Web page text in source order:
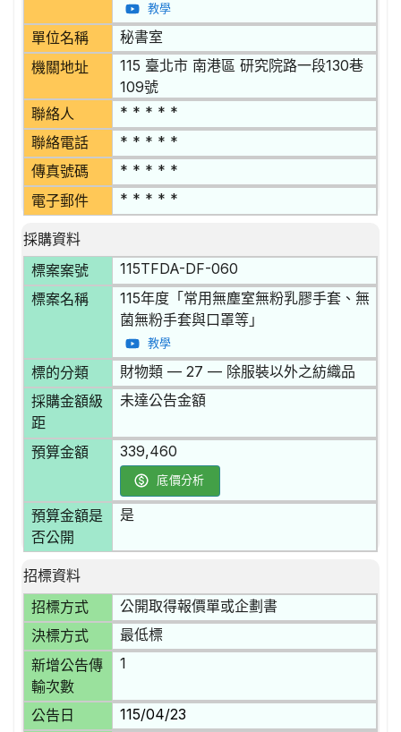
教學
單位名稱 秘書室
機關地址
115 臺北市 南港區 研究院路一段130巷
109號
聯絡人 * * * * *
聯絡電話 * * * * *
傳真號碼 * * * * *
電子郵件 * * * * *
採購資料
標案案號
115TFDA-DF-060
標案名稱
115年度「常用無塵室無粉乳膠手套、無
菌無粉手套與口罩等」
教學
標的分類 財物類 — 27 — 除服裝以外之紡織品
採購金額級
距
未達公告金額
預算金額 339,460
底價分析
預算金額是
否公開
是
招標資料
招標方式
公開取得報價單或企劃書
決標方式 最低標
新增公告傳
輸次數
1
公告日 115/04/23